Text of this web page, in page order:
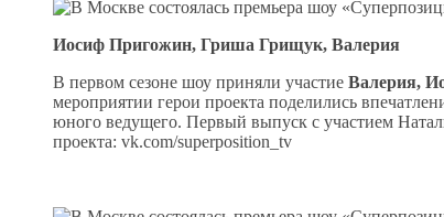
Иосиф Пригожин, Гриша Грищук, Валерия
В первом сезоне шоу приняли участие Валерия,
мероприятии герои проекта поделились
юного ведущего. Первый выпуск с участием
проекта: vk.com/superposition_tv